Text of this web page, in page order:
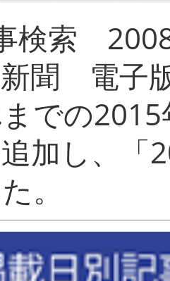
検索
聞 電子
での
加し、「
し